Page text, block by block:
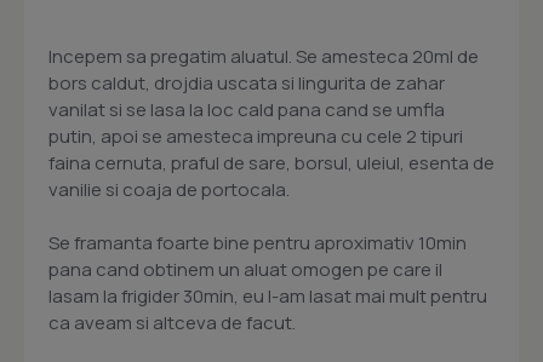
Incepem sa pregatim aluatul. Se amesteca 20ml de
bors caldut, drojdia uscata si lingurita de zahar
vanilat si se lasa la loc cald pana cand se umfla
putin, apoi se amesteca impreuna cu cele 2 tipuri
faina cernuta, praful de sare, borsul, uleiul, esenta de
vanilie si coaja de portocala.
Se framanta foarte bine pentru aproximativ 10min
pana cand obtinem un aluat omogen pe care il
lasam la frigider 30min, eu l-am lasat mai mult pentru
ca aveam si altceva de facut.